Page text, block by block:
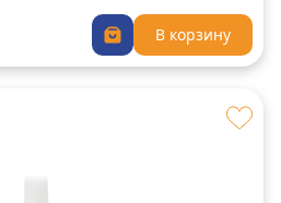
В корзину